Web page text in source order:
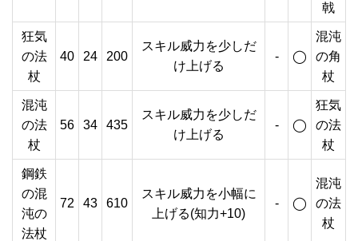
戟
狂気
の法
杖
40 24 200
スキル威力を少しだ
け上げる
- ◯
混沌
の角
杖
混沌
の法
杖
56 34 435
スキル威力を少しだ
け上げる
- ◯
狂気
の法
杖
鋼鉄
の混
沌の
法杖
72 43 610
スキル威力を小幅に
上げる(知力+10)
- ◯
混沌
の法
杖